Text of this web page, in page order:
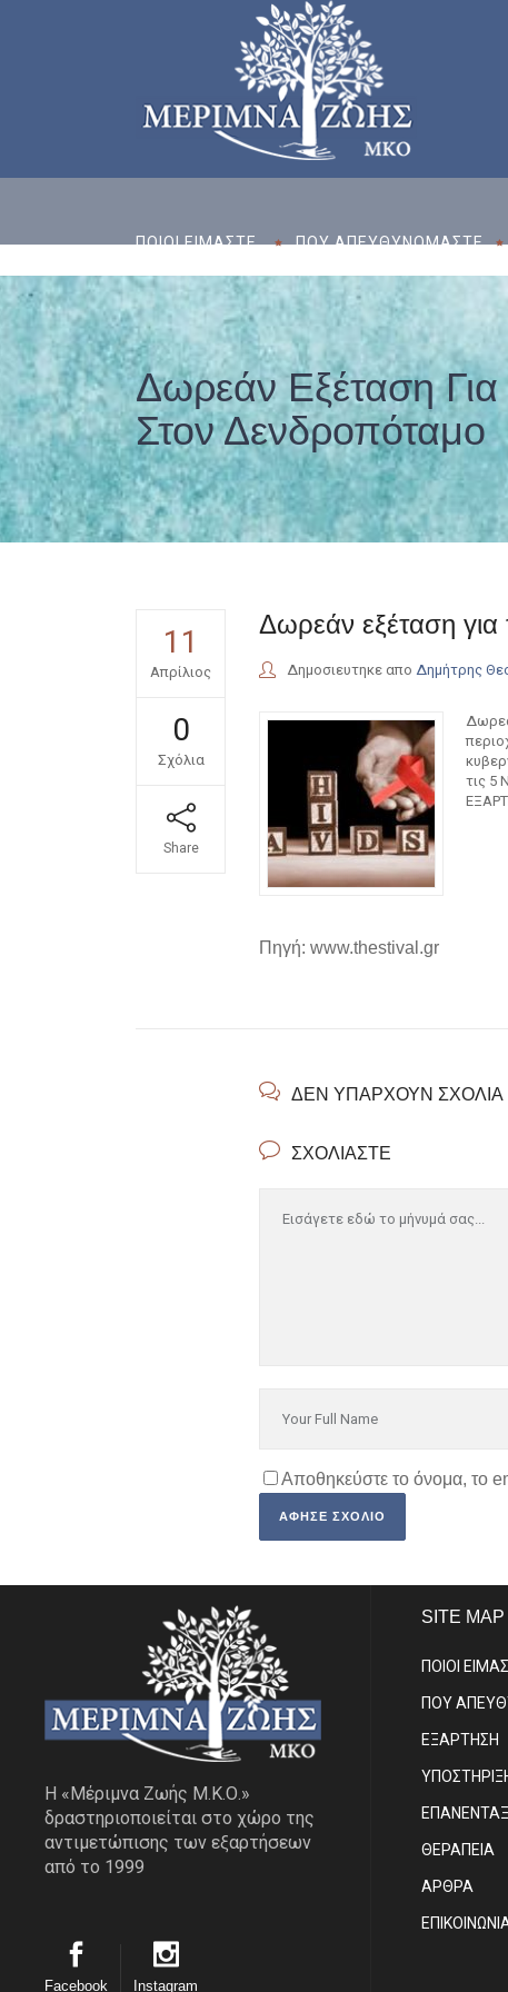
ΠΟΙΟΙ ΕΙΜΑΣΤE ΠΟΥ ΑΠΕΥΘΥΝΟΜΑΣΤΕ
Δωρεάν Εξέταση
Στον Δενδροπόταμο
11
Απρίλιος
0
Σχόλια
Share
Δωρεάν εξέταση
Δημοσιευτηκε απο Δημήτρης
τις 5
Πηγή: www.thestival.gr
ΔΕΝ ΥΠΆΡΧΟΥΝ ΣΧΌΛΙΑ
ΣΧΟΛΙΆΣΤΕ
Αποθηκεύστε το όνομα, το
Η «Μέριμνα Ζωής Μ.Κ.Ο.»
δραστηριοποιείται στο χώρο της
αντιμετώπισης των εξαρτήσεων
από το 1999
Facebook Instagram
SITE MAP
ΠΟΙΟΙ
ΠΟΥ
ΕΞΑΡΤΗΣΗ
ΘΕΡΑΠΕΙΑ
ΑΡΘΡΑ